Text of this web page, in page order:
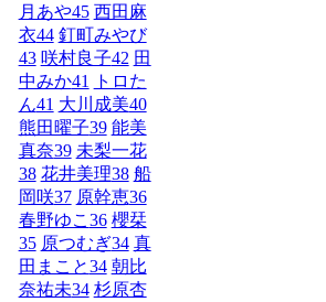
月あや45 西田麻
衣44 釘町みやび
43 咲村良子42 田
中みか41
トロた
ん41 大川成美40
熊田曜子39 能美
真奈39 未梨一花
38 花井美理38 船
岡咲37 原幹恵36
春野ゆこ 36 櫻栞
35 原つむぎ34 真
田まこと34 朝比
奈祐未34 杉原杏